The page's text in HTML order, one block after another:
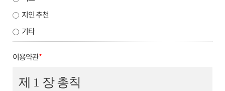
지인 추천
기타
이용약관*
제 1 장 총칙